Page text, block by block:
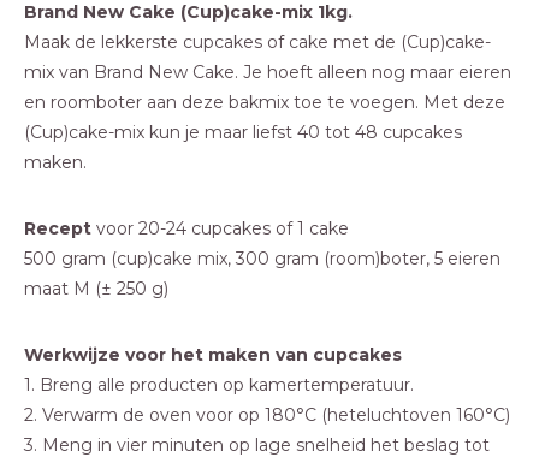
Brand New Cake (Cup)cake-mix 1kg.
Maak de lekkerste cupcakes of cake met de (Cup)cake-
mix van Brand New Cake. Je hoeft alleen nog maar eieren
en roomboter aan deze bakmix toe te voegen. Met deze
(Cup)cake-mix kun je maar liefst 40 tot 48 cupcakes
maken.
Recept voor 20-24 cupcakes of 1 cake
500 gram (cup)cake mix, 300 gram (room)boter, 5 eieren
maat M (± 250 g)
Werkwijze voor het maken van cupcakes
1. Breng alle producten op kamertemperatuur.
2. Verwarm de oven voor op 180°C (heteluchtoven 160°C)
3. Meng in vier minuten op lage snelheid het beslag tot